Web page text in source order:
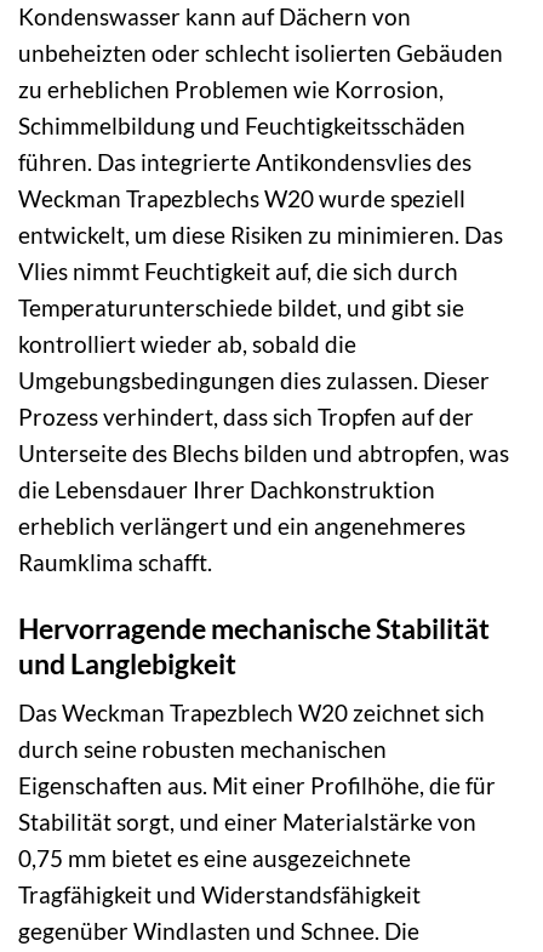
Kondenswasser kann auf Dächern von
unbeheizten oder schlecht isolierten Gebäuden
zu erheblichen Problemen wie Korrosion,
Schimmelbildung und Feuchtigkeitsschäden
führen. Das integrierte Antikondensvlies des
Weckman Trapezblechs W20 wurde speziell
entwickelt, um diese Risiken zu minimieren. Das
Vlies nimmt Feuchtigkeit auf, die sich durch
Temperaturunterschiede bildet, und gibt sie
kontrolliert wieder ab, sobald die
Umgebungsbedingungen dies zulassen. Dieser
Prozess verhindert, dass sich Tropfen auf der
Unterseite des Blechs bilden und abtropfen, was
die Lebensdauer Ihrer Dachkonstruktion
erheblich verlängert und ein angenehmeres
Raumklima schafft.
Hervorragende mechanische Stabilität
und Langlebigkeit
Das Weckman Trapezblech W20 zeichnet sich
durch seine robusten mechanischen
Eigenschaften aus. Mit einer Profilhöhe, die für
Stabilität sorgt, und einer Materialstärke von
0,75 mm bietet es eine ausgezeichnete
Tragfähigkeit und Widerstandsfähigkeit
gegenüber Windlasten und Schnee. Die